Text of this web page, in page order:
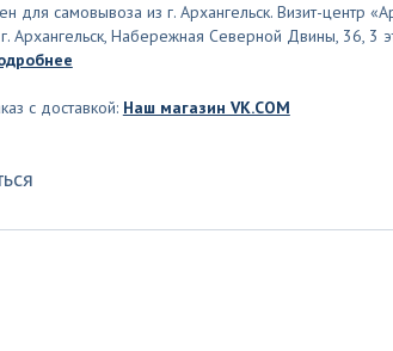
для самовывоза из г. Архангельск. Визит-центр
г. Архангельск, Набережная Северной Двины, 36, 3
с доставкой: Наш магазин VK.COM